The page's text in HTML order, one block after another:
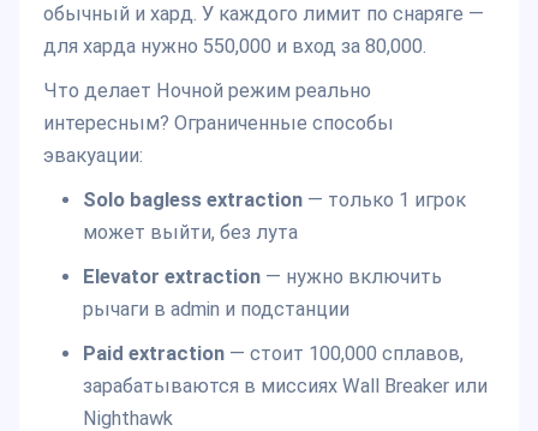
обычный и хард. У каждого лимит по снаряге —
для харда нужно 550,000 и вход за 80,000.
Что делает Ночной режим реально
интересным? Ограниченные способы
эвакуации:
Solo bagless extraction— только 1 игрок
может выйти, без лута
Elevator extraction— нужно включить
рычаги в admin и подстанции
Paid extraction— стоит 100,000 сплавов,
зарабатываются в миссиях Wall Breaker или
Nighthawk